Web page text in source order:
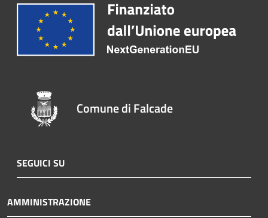
Comune di Falcade
SEGUICI SU
AMMINISTRAZIONE